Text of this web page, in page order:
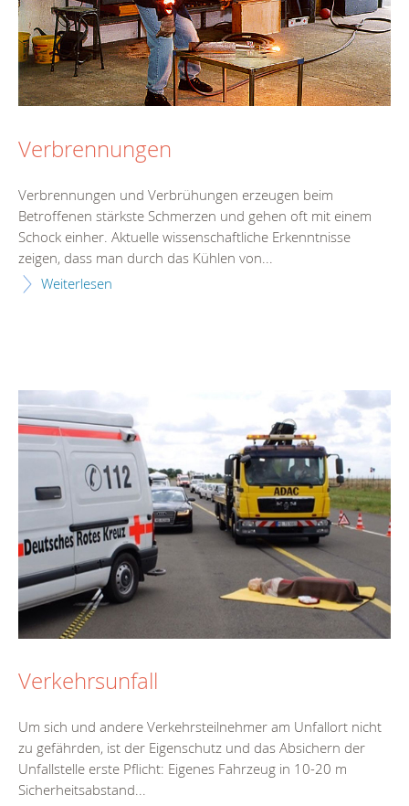
Verbrennungen
Verbrennungen und Verbrühungen erzeugen beim
Betroffenen stärkste Schmerzen und gehen oft mit einem
Schock einher. Aktuelle wissenschaftliche Erkenntnisse
zeigen, dass man durch das Kühlen von...
Weiterlesen
Verkehrsunfall
Um sich und andere Verkehrsteilnehmer am Unfallort nicht
zu gefährden, ist der Eigenschutz und das Absichern der
Unfallstelle erste Pflicht: Eigenes Fahrzeug in 10-20 m
Sicherheitsabstand...